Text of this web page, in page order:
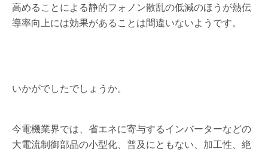
高めることによる静的フォノン散乱の低減のほうが熱伝
導率向上には効果があることは間違いないようです。
いかがでしたでしょうか。
今電機業界では、省エネに寄与するインバーターなどの
大電流制御部品の小型化、普及にともない、加工性、絶